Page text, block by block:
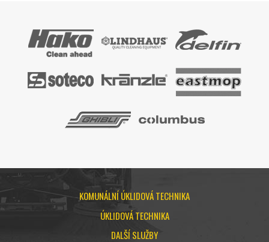
KOMUNÁLNÍ ÚKLIDOVÁ TECHNIKA
ÚKLIDOVÁ TECHNIKA
DALŠÍ SLUŽBY